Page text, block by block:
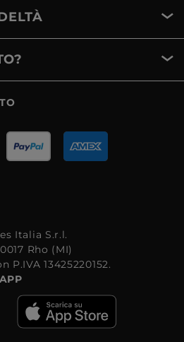
Italia S.r.l.
Rho (MI)
P.IVA 13425220152.